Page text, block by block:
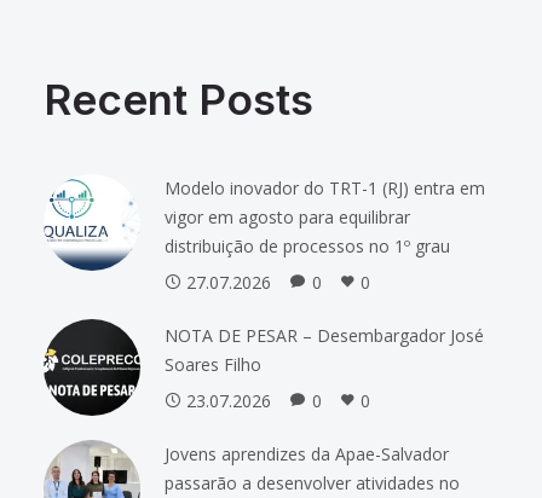
Recent Posts
Modelo inovador do TRT-1 (RJ) entra em
vigor em agosto para equilibrar
distribuição de processos no 1º grau
27.07.2026
0 0
NOTA DE PESAR – Desembargador José
Soares Filho
23.07.2026
0 0
Jovens aprendizes da Apae-Salvador
passarão a desenvolver atividades no